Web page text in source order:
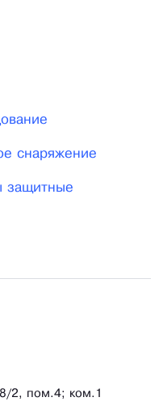
снаряжение
защитные
2, пом.4; ком.1